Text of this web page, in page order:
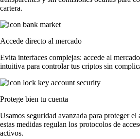
cartera.
Accede directo al mercado
Evita interfaces complejas: accede al
intuitiva para controlar tus criptos sin
Protege bien tu cuenta
Usamos seguridad avanzada para proteger el
estas medidas regulan los protocolos de
activos.